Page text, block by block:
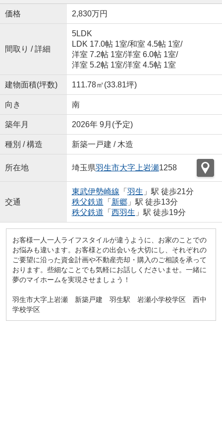
価格 2,830万円
間取り / 詳細
5LDK
LDK 17.0帖 1室/和室 4.5帖 1室/
洋室 7.2帖 1室/洋室 6.0帖 1室/
洋室 5.2帖 1室/洋室 4.5帖 1室
建物面積(坪数) 111.78㎡(33.81坪)
向き 南
築年月 2026年 9月(予定)
種別 / 構造 新築一戸建 / 木造
所在地 埼玉県羽生市大字上岩瀬1258
交通
東武伊勢崎線 「 羽生 」駅 徒歩21分
秩父鉄道 「 新郷」駅 徒歩13分
秩父鉄道 「 西羽生 」駅 徒歩19分
お客様一人一人ライフスタイルが違うように、お家のことでの
お悩みも違います。お客様との出会いを大切にし、それぞれの
ご要望に沿った資金計画や不動産売却・購入のご相談を承って
おります。些細なことでも気軽にお話しくださいませ。一緒に
夢のマイホームを実現させましょう！
羽生市大字上岩瀬 新築戸建 羽生駅 岩瀬小学校学区 西中
学校学区